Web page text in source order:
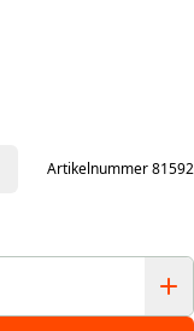
Artikelnummer 81592